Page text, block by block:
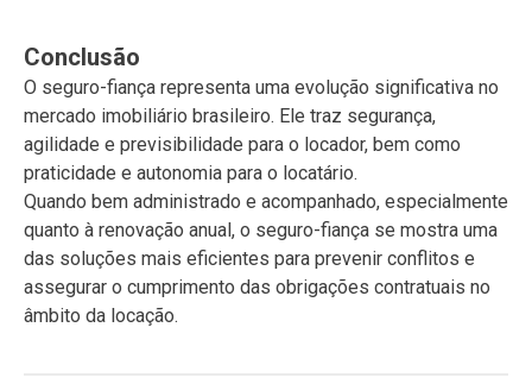
Conclusão
O seguro-fiança representa uma evolução significativa no
mercado imobiliário brasileiro. Ele traz segurança,
agilidade e previsibilidade para o locador, bem como
praticidade e autonomia para o locatário.
Quando bem administrado e acompanhado, especialmente
quanto à renovação anual, o seguro-fiança se mostra uma
das soluções mais eficientes para prevenir conflitos e
assegurar o cumprimento das obrigações contratuais no
âmbito da locação.